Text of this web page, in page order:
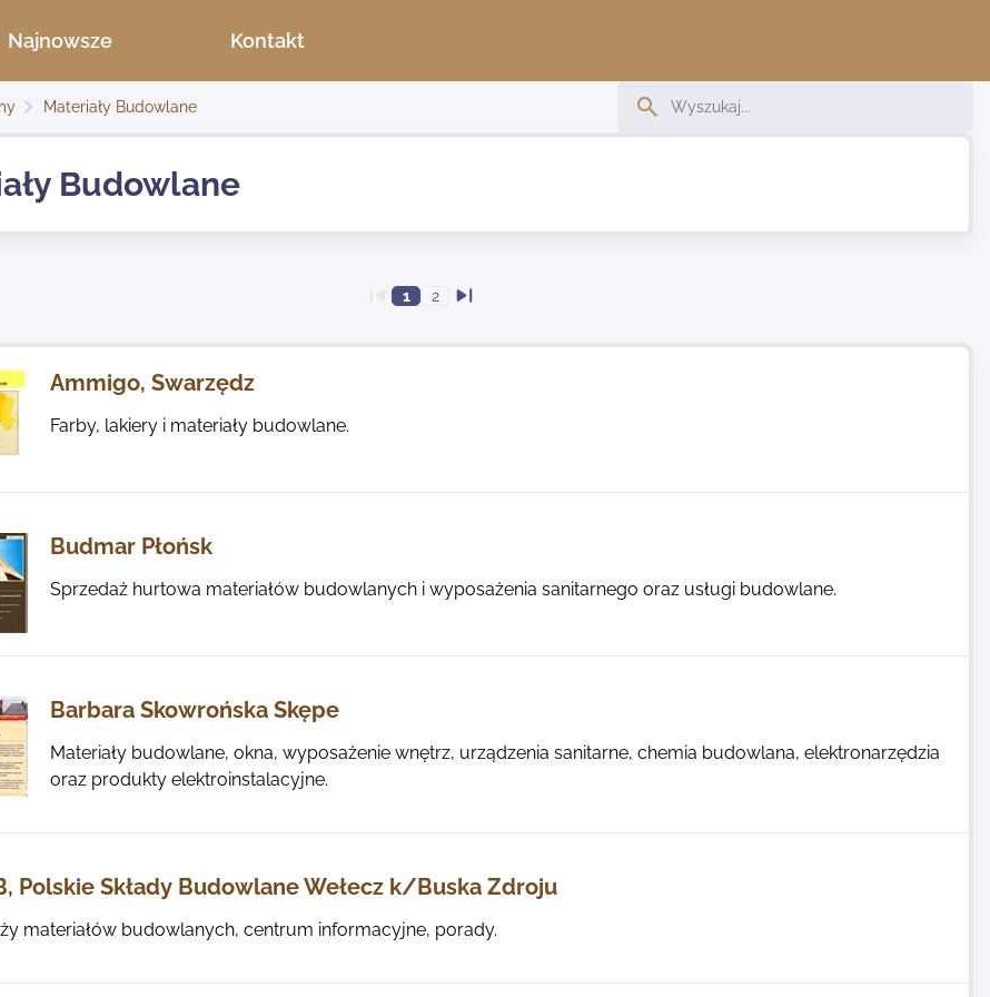
Najnowsze Kontakt
Materiały Budowlane
Budowlane
1 2
Ammigo, Swarzędz
Farby, lakiery i materiały budowlane.
Budmar Płońsk
Sprzedaż hurtowa materiałów budowlanych i wyposażenia sanitarnego oraz usługi budowlane.
Barbara Skowrońska Skępe
Materiały budowlane, okna, wyposażenie wnętrz, urządzenia sanitarne, chemia budowlana, elektronarzędzia
oraz produkty elektroinstalacyjne.
Polskie Składy Budowlane Wełecz k/Buska Zdroju
materiałów budowlanych, centrum informacyjne, porady.